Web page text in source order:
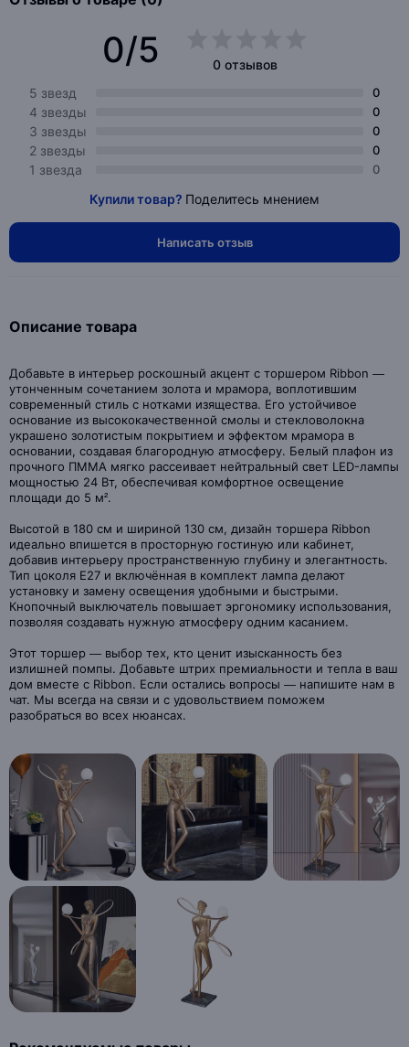
0/5
0 отзывов
5 звезд
0
4 звезды 0
3 звезды 0
2 звезды 0
1 звезда 0
Купили товар? Поделитесь мнением
Написать отзыв
Описание товара
Добавьте в интерьер роскошный акцент с торшером Ribbon —
утонченным сочетанием золота и мрамора, воплотившим
современный стиль с нотками изящества. Его устойчивое
основание из высококачественной смолы и стекловолокна
украшено золотистым покрытием и эффектом мрамора в
основании, создавая благородную атмосферу. Белый плафон из
прочного ПММА мягко рассеивает нейтральный свет LED-лампы
мощностью 24 Вт, обеспечивая комфортное освещение
площади до 5 м².
Высотой в 180 см и шириной 130 см, дизайн торшера Ribbon
идеально впишется в просторную гостиную или кабинет,
добавив интерьеру пространственную глубину и элегантность.
Тип цоколя Е27 и включённая в комплект лампа делают
установку и замену освещения удобными и быстрыми.
Кнопочный выключатель повышает эргономику использования,
позволяя создавать нужную атмосферу одним касанием.
Этот торшер — выбор тех, кто ценит изысканность без
излишней помпы. Добавьте штрих премиальности и тепла в ваш
дом вместе с Ribbon. Если остались вопросы — напишите нам в
чат. Мы всегда на связи и с удовольствием поможем
разобраться во всех нюансах.